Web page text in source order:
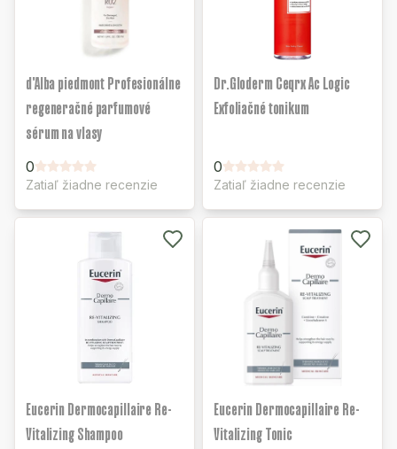
d'Alba piedmont Profesionálne
regeneračné parfumové
sérum na vlasy
0
Zatiaľ žiadne recenzie
Dr.Gloderm Ceqrx Ac Logic
Exfoliačné tonikum
0
Zatiaľ žiadne recenzie
Eucerin Dermocapillaire Re-
Vitalizing Shampoo
Eucerin Dermocapillaire Re-
Vitalizing Tonic